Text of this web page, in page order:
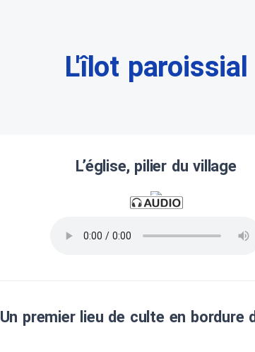
L'îlot paroissial
L’église, pilier du village
Un premier lieu de culte en bordure